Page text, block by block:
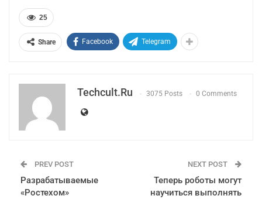
25
Share Facebook Telegram
Techcult.ru 3075 Posts 0 Comments
PREV POST
Разрабатываемые
«Ростехом»
NEXT POST
Теперь роботы могут
научиться выполнять